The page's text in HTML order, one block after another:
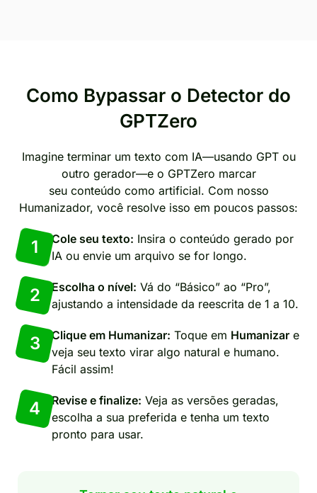
Como Bypassar o Detector do
GPTZero
Imagine terminar um texto com IA—usando GPT ou
outro gerador—e o GPTZero marcar
seu conteúdo como artificial. Com nosso
Humanizador, você resolve isso em poucos passos:
1 Cole seu texto: Insira o conteúdo gerado por
IA ou envie um arquivo se for longo.
2 Escolha o nível: Vá do “Básico” ao “Pro”,
ajustando a intensidade da reescrita de 1 a 10.
3 Clique em Humanizar: Toque em Humanizar e
veja seu texto virar algo natural e humano.
Fácil assim!
4 Revise e finalize: Veja as versões geradas,
escolha a sua preferida e tenha um texto
pronto para usar.